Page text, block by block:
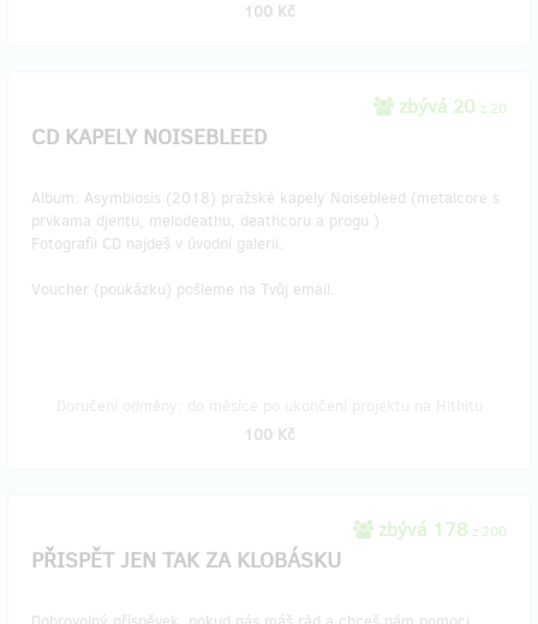
100 Kč
zbývá 20 z 20
CD KAPELY NOISEBLEED
Album: Asymbiosis (2018) pražské kapely Noisebleed (metalcore s
prvkama djentu, melodeathu, deathcoru a progu )
Fotografii CD najdeš v úvodní galerii.
Voucher (poukázku) pošleme na Tvůj email.
100 Kč
zbývá 178 z 200
PŘISPĚT JEN TAK ZA KLOBÁSKU